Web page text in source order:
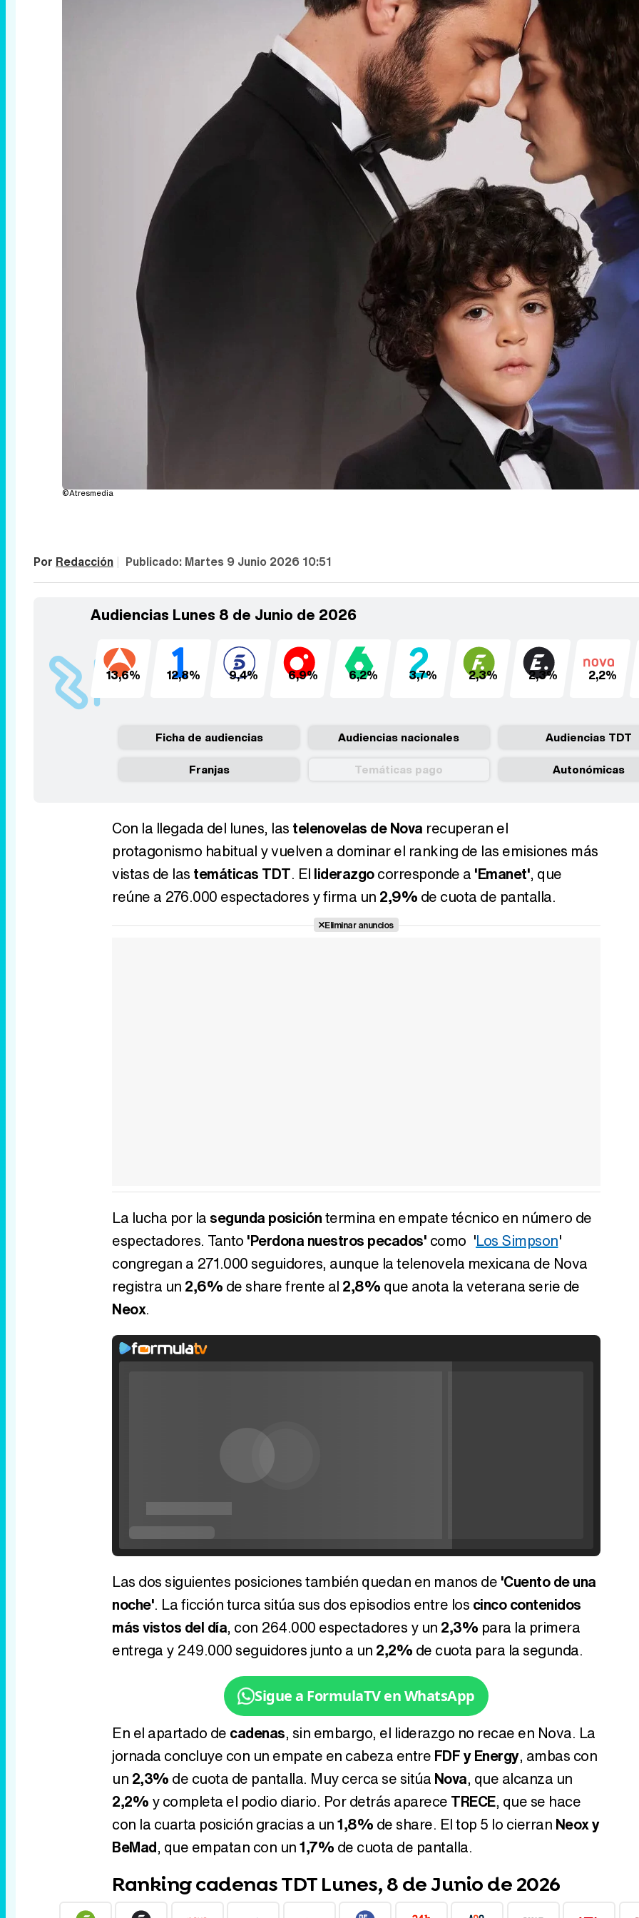
©Atresmedia
Por Redacción | Publicado: Martes 9 Junio 2026 10:51
Audiencias Lunes 8 de Junio de 2026
13,6% 12,8% 9,4% 6,9% 6,2% 3,7% 2,3% 2,3% 2,2%
Ficha de audiencias Audiencias nacionales Audiencias TDT
Franjas Temáticas pago Autonómicas
Con la llegada del lunes, las telenovelas de Nova recuperan el
protagonismo habitual y vuelven a dominar el ranking de las emisiones más
vistas de las temáticas TDT. El liderazgocorresponde a 'Emanet', que
reúne a 276.000 espectadores y firma un 2,9% de cuota de pantalla.
Eliminar anuncios
La lucha por lasegunda posicióntermina en empate técnico en número de
espectadores. Tanto 'Perdona nuestros pecados' como 'Los Simpson'
congregan a 271.000 seguidores, aunque la telenovela mexicana de Nova
registra un 2,6% de share frente al 2,8% que anota la veterana serie de
Neox.
Tráiler de la tercera temporada de 'The Walking Dead: Dead City' de AMC+
Las dos siguientes posiciones también quedan en manos de 'Cuento de una
noche'. La ficción turca sitúa sus dos episodios entre los cinco contenidos
más vistos del día, con 264.000 espectadores y un 2,3% para la primera
entrega y 249.000 seguidores junto a un 2,2% de cuota para la segunda.
Sigue a FormulaTV en WhatsApp
En el apartado de cadenas, sin embargo, el liderazgo no recae en Nova. La
jornada concluye con un empate en cabeza entre FDF y Energy, ambas con
un 2,3% de cuota de pantalla. Muy cerca se sitúa Nova, que alcanza un
2,2% y completa el podio diario. Por detrás aparece TRECE, que se hace
con la cuarta posición gracias a un1,8% de share. El top 5 lo cierran Neox y
BeMad, que empatan con un1,7% de cuota de pantalla.
Ranking cadenas TDT Lunes, 8 de Junio de 2026